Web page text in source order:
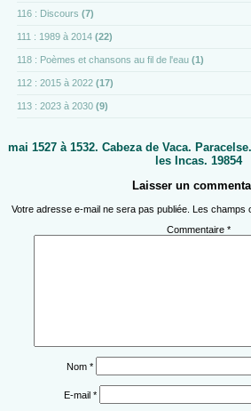
116 : Discours (7)
111 : 1989 à 2014 (22)
118 : Poèmes et chansons au fil de l'eau (1)
112 : 2015 à 2022 (17)
113 : 2023 à 2030 (9)
mai 1527 à 1532. Cabeza de Vaca.
les Incas. 19854
Laisser un
Votre adresse e-mail ne sera pas publiée. Les champs
Commentaire *
Nom *
E-mail *